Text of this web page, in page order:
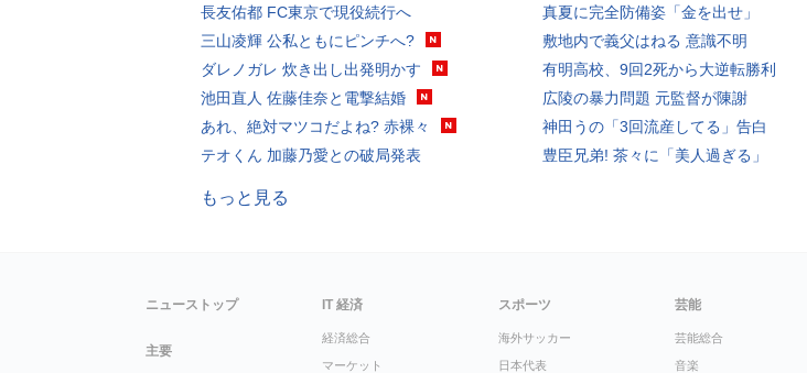
長友佑都 FC東京で現役続行へ
三山凌輝 公私ともにピンチへ?
ダレノガレ 炊き出し出発明かす
池田直人 佐藤佳奈と電撃結婚
あれ、絶対マツコだよね? 赤裸々
テオくん 加藤乃愛との破局発表
真夏に完全防備姿「金を出せ」
敷地内で義父はねる 意識不明
有明高校、9回2死から大逆転勝利
広陵の暴力問題 元監督が陳謝
神田うの「3回流産してる」告白
豊臣兄弟! 茶々に「美人過ぎる」
もっと見る
ニューストップ
主要
IT 経済
経済総合
マーケット
スポーツ
海外サッカー
日本代表
芸能
芸能総合
音楽